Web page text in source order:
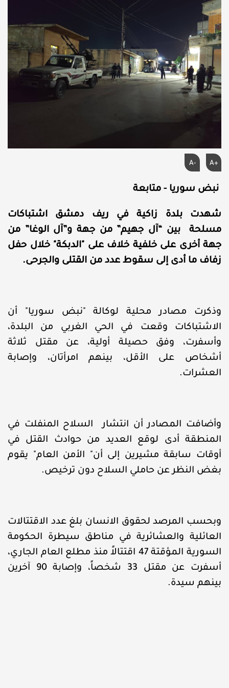
A+
A-
نبض سوريا - متابعة
شهدت بلدة زاكية في ريف دمشق اشتباكات
مسلحة بين “آل جهيم” من جهة و”آل الوغا” من
جهة أخرى على خلفية خلاف على "الدبكة" خلال حفل
زفاف ما أدى إلى سقوط عدد من القتلى والجرحى.
وذكرت مصادر محلية لوكالة "نبض سوريا" أن
الاشتباكات وقعت في الحي الغربي من البلدة،
وأسفرت، وفق حصيلة أولية، عن مقتل ثلاثة
أشخاص على الأقل، بينهم امرأتان، وإصابة
العشرات.
وأضافت المصادر أن انتشار السلاح المنفلت في
المنطقة أدى لوقع العديد من حوادث القتل في
أوقات سابقة مشيرين إلى أن" الأمن العام" يقوم
بغض النظر عن حاملي السلاح دون ترخيص.
وبحسب المرصد لحقوق الانسان بلغ عدد الاقتتالات
العائلية والعشائرية في مناطق سيطرة الحكومة
السورية المؤقتة 47 اقتتالاً منذ مطلع العام الجاري،
أسفرت عن مقتل 33 شخصاً، وإصابة 90 آخرين
بينهم سيدة.